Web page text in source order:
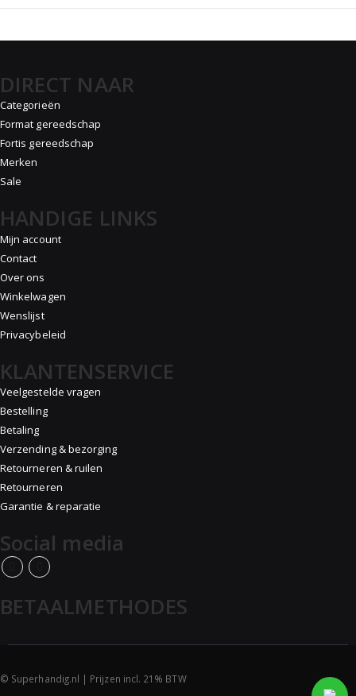
DIRECT NAAR
Categorieën
Format gereedschap
Fortis gereedschap
Merken
Sale
HANDIGE LINKS
Mijn account
Contact
Over ons
Winkelwagen
Wenslijst
Privacybeleid
KLANTENSERVICE
Veelgestelde vragen
Bestelling
Betaling
Verzending & bezorging
Retourneren & ruilen
Retourneren
Garantie & reparatie
Social media
BETAALMETHODES
© Superhandig.nl | Prijzen incl. 21% BTW